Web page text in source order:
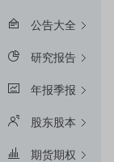
公告大全
研究报告
年报季报
股东股本
期货期权